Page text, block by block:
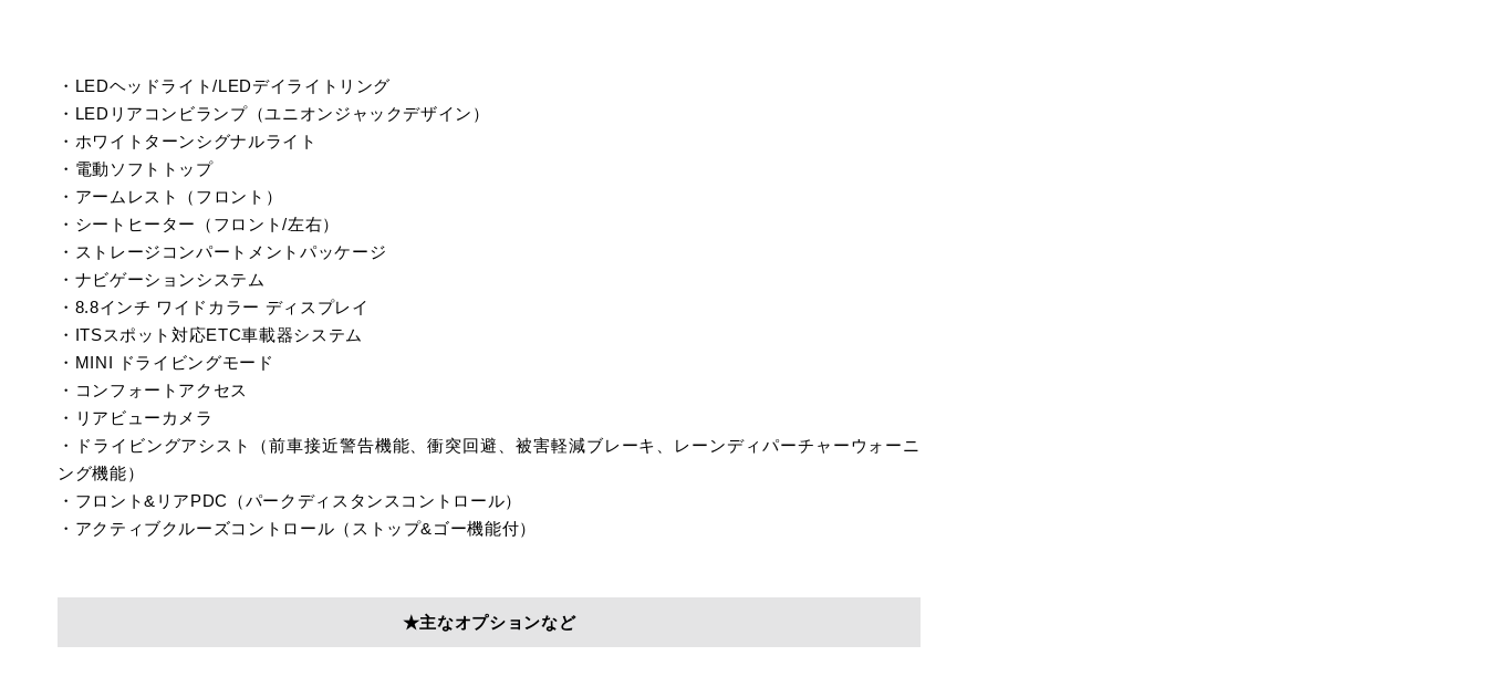
・LEDヘッドライト/LEDデイライトリング
・LEDリアコンビランプ（ユニオンジャックデザイン）
・ホワイトターンシグナルライト
・電動ソフトトップ
・アームレスト（フロント）
・シートヒーター（フロント/左右）
・ストレージコンパートメントパッケージ
・ナビゲーションシステム
・8.8インチ ワイドカラー ディスプレイ
・ITSスポット対応ETC車載器システム
・MINI ドライビングモード
・コンフォートアクセス
・リアビューカメラ
・ドライビングアシスト（前車接近警告機能、衝突回避、被害軽減ブレーキ、レーンディパーチャーウォーニ
ング機能）
・フロント&リアPDC（パークディスタンスコントロール）
・アクティブクルーズコントロール（ストップ&ゴー機能付）
★主なオプションなど